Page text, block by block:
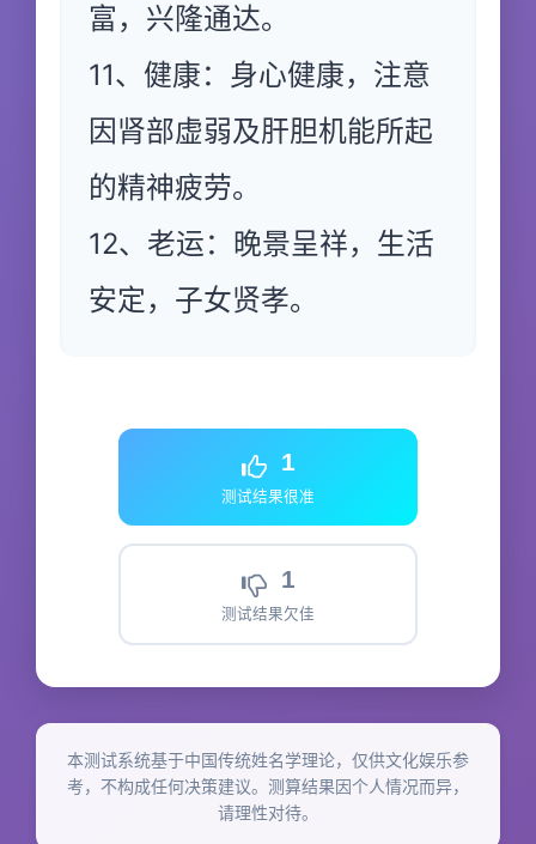
富，兴隆通达。
11、健康：身心健康，注意
因肾部虚弱及肝胆机能所起
的精神疲劳。
12、老运：晚景呈祥，生活
安定，子女贤孝。
1
测试结果很准
1
测试结果欠佳
本测试系统基于中国传统姓名学理论，仅供文化娱乐参
考，不构成任何决策建议。测算结果因个人情况而异，
请理性对待。